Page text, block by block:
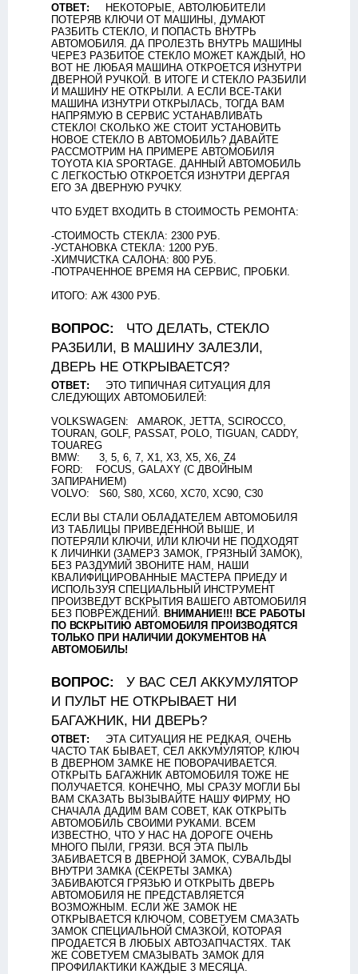
ОТВЕТ:
НЕКОТОРЫЕ, АВТОЛЮБИТЕЛИ
ПОТЕРЯВ КЛЮЧИ ОТ МАШИНЫ, ДУМАЮТ
РАЗБИТЬ СТЕКЛО, И ПОПАСТЬ ВНУТРЬ
АВТОМОБИЛЯ. ДА ПРОЛЕЗТЬ ВНУТРЬ МАШИНЫ
ЧЕРЕЗ РАЗБИТОЕ СТЕКЛО МОЖЕТ КАЖДЫЙ, НО
ВОТ НЕ ЛЮБАЯ МАШИНА ОТКРОЕТСЯ ИЗНУТРИ
ДВЕРНОЙ РУЧКОЙ. В ИТОГЕ И СТЕКЛО РАЗБИЛИ
И МАШИНУ НЕ ОТКРЫЛИ. А ЕСЛИ ВСЕ-ТАКИ
МАШИНА ИЗНУТРИ ОТКРЫЛАСЬ, ТОГДА ВАМ
НАПРЯМУЮ В СЕРВИС УСТАНАВЛИВАТЬ
СТЕКЛО! СКОЛЬКО ЖЕ СТОИТ УСТАНОВИТЬ
НОВОЕ СТЕКЛО В АВТОМОБИЛЬ? ДАВАЙТЕ
РАССМОТРИМ НА ПРИМЕРЕ АВТОМОБИЛЯ
TOYOTA KIA SPORTAGE. ДАННЫЙ АВТОМОБИЛЬ
C ЛЕГКОСТЬЮ ОТКРОЕТСЯ ИЗНУТРИ ДЕРГАЯ
ЕГО ЗА ДВЕРНУЮ РУЧКУ.
ЧТО БУДЕТ ВХОДИТЬ В СТОИМОСТЬ РЕМОНТА:
-СТОИМОСТЬ СТЕКЛА: 2300 РУБ.
-УСТАНОВКА СТЕКЛА: 1200 РУБ.
-ХИМЧИСТКА САЛОНА: 800 РУБ.
-ПОТРАЧЕННОЕ ВРЕМЯ НА СЕРВИС, ПРОБКИ.
ИТОГО: АЖ 4300 РУБ.
ВОПРОС:
ЧТО ДЕЛАТЬ, СТЕКЛО
РАЗБИЛИ, В МАШИНУ ЗАЛЕЗЛИ,
ДВЕРЬ НЕ ОТКРЫВАЕТСЯ?
ОТВЕТ:
ЭТО ТИПИЧНАЯ СИТУАЦИЯ ДЛЯ
СЛЕДУЮЩИХ АВТОМОБИЛЕЙ:
VOLKSWAGEN: AMAROK, JETTA, SCIROCCO,
TOURAN, GOLF, PASSAT, POLO, TIGUAN, CADDY,
TOUAREG
ВMW: 3, 5, 6, 7, X1, X3, X5, X6, Z4
FORD: FOCUS, GALAXY (С ДВОЙНЫМ
ЗАПИРАНИЕМ)
VOLVO: S60, S80, XC60, XC70, XC90, C30
ЕСЛИ ВЫ СТАЛИ ОБЛАДАТЕЛЕМ АВТОМОБИЛЯ
ИЗ ТАБЛИЦЫ ПРИВЕДЕННОЙ ВЫШЕ, И
ПОТЕРЯЛИ КЛЮЧИ, ИЛИ КЛЮЧИ НЕ ПОДХОДЯТ
К ЛИЧИНКИ (ЗАМЕРЗ ЗАМОК, ГРЯЗНЫЙ ЗАМОК),
БЕЗ РАЗДУМИЙ ЗВОНИТЕ НАМ, НАШИ
КВАЛИФИЦИРОВАННЫЕ МАСТЕРА ПРИЕДУ И
ИСПОЛЬЗУЯ СПЕЦИАЛЬНЫЙ ИНСТРУМЕНТ
ПРОИЗВЕДУТ ВСКРЫТИЯ ВАШЕГО АВТОМОБИЛЯ
БЕЗ ПОВРЕЖДЕНИЙ.
ВНИМАНИЕ!!! ВСЕ РАБОТЫ
ПО ВСКРЫТИЮ АВТОМОБИЛЯ ПРОИЗВОДЯТСЯ
ТОЛЬКО ПРИ НАЛИЧИИ ДОКУМЕНТОВ НА
АВТОМОБИЛЬ!
ВОПРОС:
У ВАС СЕЛ АККУМУЛЯТОР
И ПУЛЬТ НЕ ОТКРЫВАЕТ НИ
БАГАЖНИК, НИ ДВЕРЬ?
ОТВЕТ:
ЭТА СИТУАЦИЯ НЕ РЕДКАЯ, ОЧЕНЬ
ЧАСТО ТАК БЫВАЕТ, СЕЛ АККУМУЛЯТОР, КЛЮЧ
В ДВЕРНОМ ЗАМКЕ НЕ ПОВОРАЧИВАЕТСЯ.
ОТКРЫТЬ БАГАЖНИК АВТОМОБИЛЯ ТОЖЕ НЕ
ПОЛУЧАЕТСЯ. КОНЕЧНО, МЫ СРАЗУ МОГЛИ БЫ
ВАМ СКАЗАТЬ ВЫЗЫВАЙТЕ НАШУ ФИРМУ, НО
СНАЧАЛА ДАДИМ ВАМ СОВЕТ, КАК ОТКРЫТЬ
АВТОМОБИЛЬ СВОИМИ РУКАМИ. ВСЕМ
ИЗВЕСТНО, ЧТО У НАС НА ДОРОГЕ ОЧЕНЬ
МНОГО ПЫЛИ, ГРЯЗИ. ВСЯ ЭТА ПЫЛЬ
ЗАБИВАЕТСЯ В ДВЕРНОЙ ЗАМОК, СУВАЛЬДЫ
ВНУТРИ ЗАМКА (СЕКРЕТЫ ЗАМКА)
ЗАБИВАЮТСЯ ГРЯЗЬЮ И ОТКРЫТЬ ДВЕРЬ
АВТОМОБИЛЯ НЕ ПРЕДСТАВЛЯЕТСЯ
ВОЗМОЖНЫМ. ЕСЛИ ЖЕ ЗАМОК НЕ
ОТКРЫВАЕТСЯ КЛЮЧОМ, СОВЕТУЕМ СМАЗАТЬ
ЗАМОК СПЕЦИАЛЬНОЙ СМАЗКОЙ, КОТОРАЯ
ПРОДАЕТСЯ В ЛЮБЫХ АВТОЗАПЧАСТЯХ. ТАК
ЖЕ СОВЕТУЕМ СМАЗЫВАТЬ ЗАМОК ДЛЯ
ПРОФИЛАКТИКИ КАЖДЫЕ 3 МЕСЯЦА.